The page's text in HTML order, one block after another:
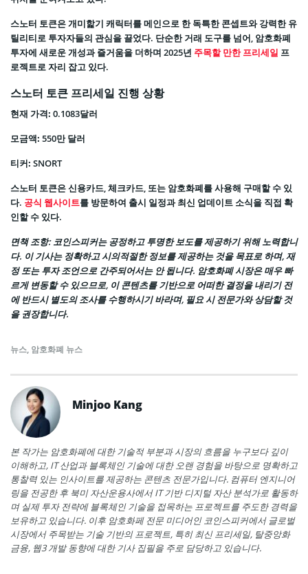
스노터 토큰은 개미핥기 캐릭터를 메인으로 한 독특한 콘셉트와 강력한 유
틸리티로 투자자들의 관심을 끌었다. 단순한 거래 도구를 넘어, 암호화폐
투자에 새로운 개성과 즐거움을 더하며 2025년 주목할 만한 프리세일 프
로젝트로 자리 잡고 있다.
스노터 토큰 프리세일 진행 상황
현재 가격: 0.1083달러
모금액: 550만 달러
티커: SNORT
스노터 토큰은 신용카드, 체크카드, 또는 암호화폐를 사용해 구매할 수 있
다. 공식 웹사이트를 방문하여 출시 일정과 최신 업데이트 소식을 직접 확
인할 수 있다.
면책 조항: 코인스피커는 공정하고 투명한 보도를 제공하기 위해 노력합니
다. 이 기사는 정확하고 시의적절한 정보를 제공하는 것을 목표로 하며, 재
정 또는 투자 조언으로 간주되어서는 안 됩니다. 암호화폐 시장은 매우 빠
르게 변동할 수 있으므로, 이 콘텐츠를 기반으로 어떠한 결정을 내리기 전
에 반드시 별도의 조사를 수행하시기 바라며, 필요 시 전문가와 상담할 것
을 권장합니다.
뉴스, 암호화폐 뉴스
Minjoo Kang
본 작가는 암호화폐에 대한 기술적 부분과 시장의 흐름을 누구보다 깊이
이해하고, IT 산업과 블록체인 기술에 대한 오랜 경험을 바탕으로 명확하고
통찰력 있는 인사이트를 제공하는 콘텐츠 전문가입니다. 컴퓨터 엔지니어
링을 전공한 후 북미 자산운용사에서 IT 기반 디지털 자산 분석가로 활동하
며 실제 투자 전략에 블록체인 기술을 접목하는 프로젝트를 주도한 경력을
보유하고 있습니다. 이후 암호화페 전문 미디어인 코인스피커에서 글로벌
시장에서 주목받는 기술 기반의 프로젝트, 특히 최신 프리세일, 탈중앙화
금융, 웹3 개발 동향에 대한 기사 집필을 주로 담당하고 있습니다.